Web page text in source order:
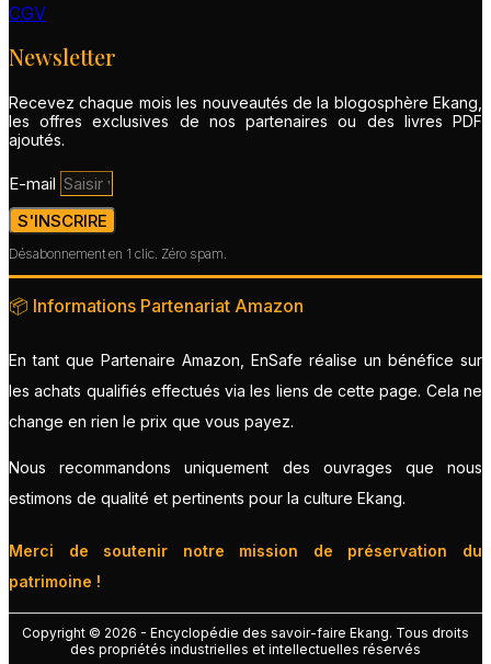
CGV
Newsletter
Recevez chaque mois les nouveautés de la blogosphère Ekang,
les offres exclusives de nos partenaires ou des livres PDF
ajoutés.
E-mail
S'INSCRIRE
Désabonnement en 1 clic. Zéro spam.
📦 Informations Partenariat Amazon
En tant que Partenaire Amazon, EnSafe réalise un bénéfice sur
les achats qualifiés effectués via les liens de cette page. Cela ne
change en rien le prix que vous payez.
Nous recommandons uniquement des ouvrages que nous
estimons de qualité et pertinents pour la culture Ekang.
Merci de soutenir notre mission de préservation du
patrimoine !
Copyright © 2026 - Encyclopédie des savoir-faire Ekang. Tous droits
des propriétés industrielles et intellectuelles réservés